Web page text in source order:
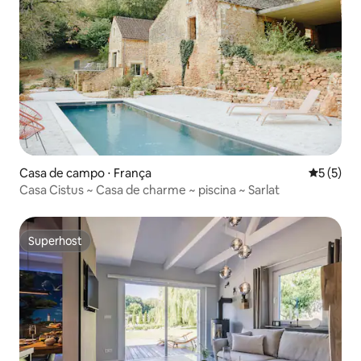
Casa de campo ⋅ França 5 de
5 (5)
Casa Cistus ~ Casa de charme ~ piscina ~ Sarlat
Superhost
Superhost